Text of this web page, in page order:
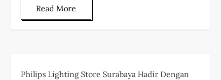
Read More
Philips Lighting Store Surabaya Hadir Dengan